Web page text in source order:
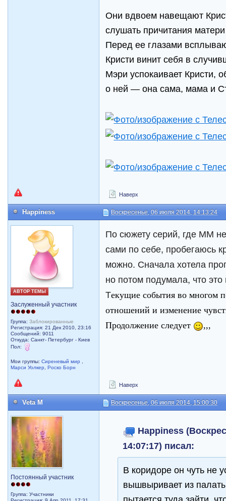
Они вдвоем навещают
слушать причитания
Перед ее глазами
Кристи винит себя в
Мэри успокаивает Кристи,
о ней — она сама, мама и
Наверх
Happiness Воскресенье, 06 июля 2014, 14:13:24
АВТОР ТЕМЫ
Заслуженный участник
Группа:Заблокированные
Регистрация: 21 Дек 2010, 23:16
Сообщений: 9011
Откуда: Санкт- Петербург - Киев
Пол:
Мои группы:Сиреневый мир
Марси Уолкер
,Роско Борн
По сюжету серий, где ММ
сами по себе, пробегаюсь
можно. Сначала хотела
но потом подумала, что
Текущие события во многом
отношений и изменение
Продолжение следует
,,,
Наверх
Veta M Воскресенье, 06 июля 2014, 15:00:30
Постоянный участник
Группа: Участники
Happiness
14:07:17) писал:
В коридоре он чуть не
вышвыривает из